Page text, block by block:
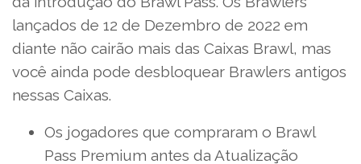
lançados de 12 de Dezembro de 2022 em
diante não cairão mais das Caixas Brawl, mas
você ainda pode desbloquear Brawlers antigos
nessas Caixas.
Os jogadores que compraram o Brawl
Pass Premium antes da Atualização